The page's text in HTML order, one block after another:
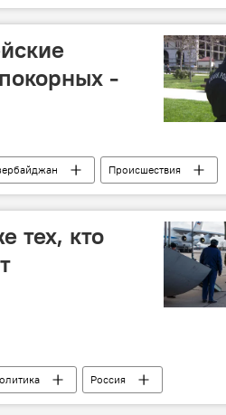
-
Происшествия
дел АР
Пожилые люди
тех, кто
Россия
помощь